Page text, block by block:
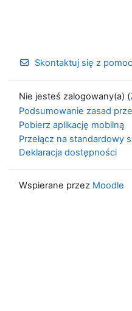
Skontaktuj się z
Nie jesteś zalogowany(a) (
Podsumowanie zasad
Pobierz aplikację mobilną
Przełącz na standardowy
Deklaracja dostępności
Wspierane przez Moodle